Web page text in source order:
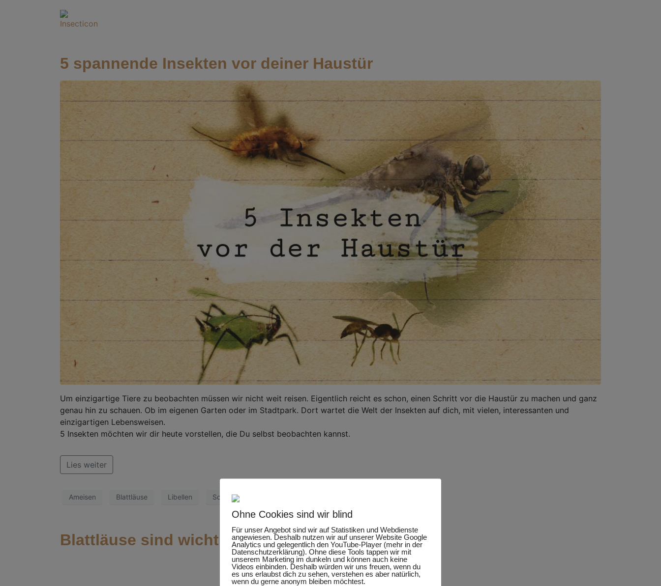
5 spannende Insekten vor deiner Haustür
Um einzigartige Tiere zu beobachten müssen wir nicht weit reisen. Eigentlich reicht es schon, einen Schritt vor die Haustür zu machen und ganz
genau hin zu schauen. Ob im eigenen Garten oder im Stadtpark. Dort wartet die Welt der Insekten auf dich, mit vielen, interessanten und
einzigartigen Lebensweisen.
5 Insekten möchten wir dir heute vorstellen, die Du selbst beobachten kannst.
Lies weiter
Ameisen Blattläuse Libellen Schlupfwespe
Blattläuse sind wichtig
Ohne Cookies sind wir blind
Für unser Angebot sind wir auf Statistiken und Webdienste
angewiesen. Deshalb nutzen wir auf unserer Website Google
Analytics und gelegentlich den YouTube-Player (mehr in der
Datenschutzerklärung). Ohne diese Tools tappen wir mit
unserem Marketing im dunkeln und können auch keine
Videos einbinden. Deshalb würden wir uns freuen, wenn du
es uns erlaubst dich zu sehen, verstehen es aber natürlich,
wenn du gerne anonym bleiben möchtest.